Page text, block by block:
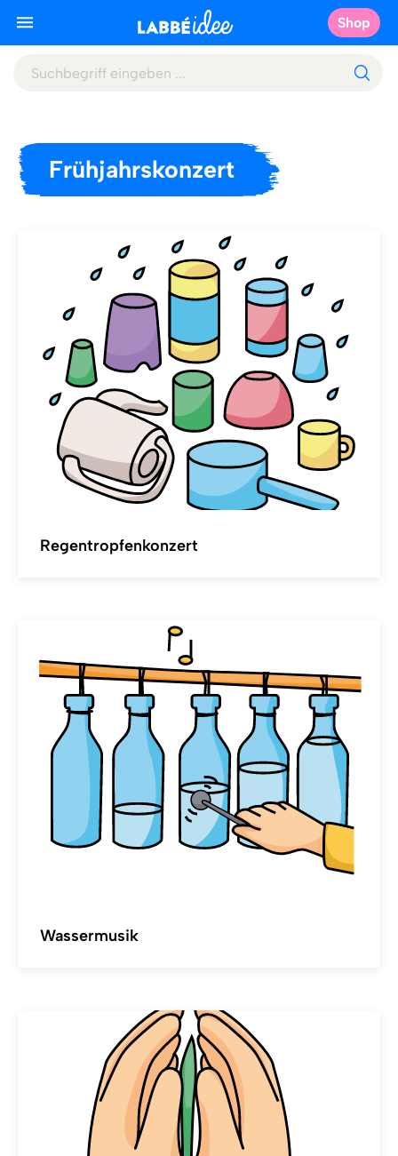
Shop
Frühjahrskonzert
Regentropfenkonzert
Wassermusik